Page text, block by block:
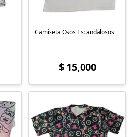
Camiseta Osos Escandalosos
$ 15,000